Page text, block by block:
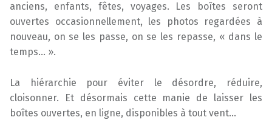
anciens, enfants, fêtes, voyages. Les boîtes seront
ouvertes occasionnellement, les photos regardées à
nouveau, on se les passe, on se les repasse, « dans le
temps… ».
La hiérarchie pour éviter le désordre, réduire,
cloisonner. Et désormais cette manie de laisser les
boîtes ouvertes, en ligne, disponibles à tout vent…